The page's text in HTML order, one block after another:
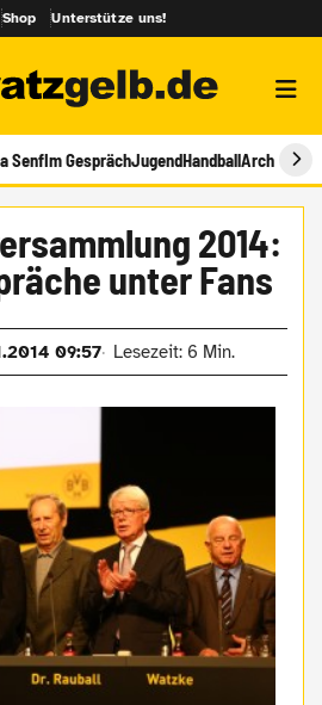
Shop Unterstütze uns!
SenfIm GesprächJugendHandballArchiv
2014:
unter Fans
09:57 Lesezeit: 6 Min.